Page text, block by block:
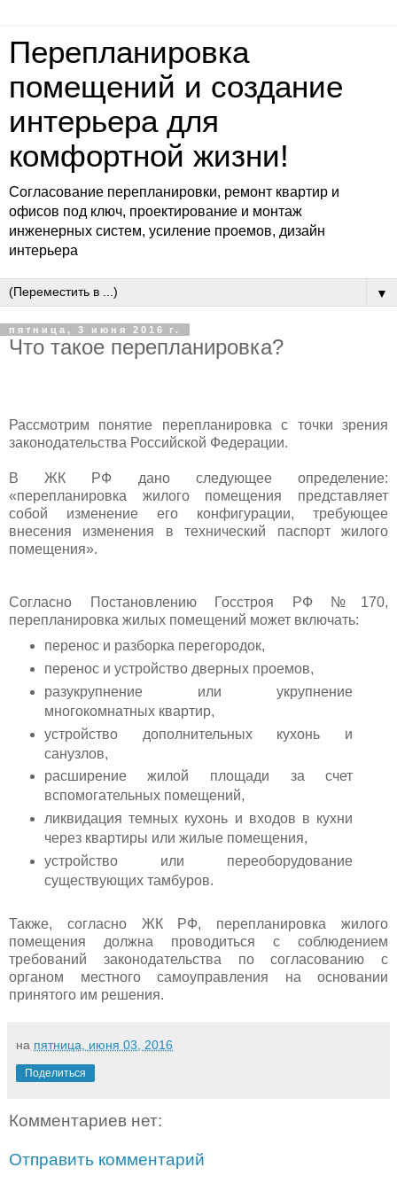
Перепланировка
помещений и создание
интерьера для
комфортной жизни!
Согласование перепланировки, ремонт квартир и
офисов под ключ, проектирование и монтаж
инженерных систем, усиление проемов, дизайн
интерьера
▼
пятница, 3 июня 2016 г.
Что такое перепланировка?
Рассмотрим понятие перепланировка с точки зрения
законодательства Российской Федерации.
В ЖК РФ дано следующее определение:
«перепланировка жилого помещения представляет
собой изменение его конфигурации, требующее
внесения изменения в технический паспорт жилого
помещения».
Согласно Постановлению Госстроя РФ №170,
перепланировка жилых помещений может включать:
перенос и разборка перегородок,
перенос и устройство дверных проемов,
разукрупнение или укрупнение
многокомнатных квартир,
устройство дополнительных кухонь и
санузлов,
расширение жилой площади за счет
вспомогательных помещений,
ликвидация темных кухонь и входов в кухни
через квартиры или жилые помещения,
устройство или переоборудование
существующих тамбуров.
Также, согласно ЖК РФ, перепланировка жилого
помещения должна проводиться с соблюдением
требований законодательства по согласованию с
органом местного самоуправления на основании
принятого им решения.
на пятница, июня 03, 2016
Поделиться
Комментариев нет:
Отправить комментарий